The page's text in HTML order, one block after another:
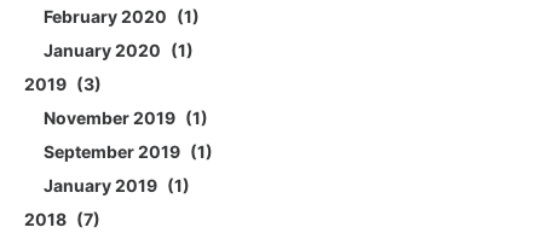
February 2020
1
January 2020
1
2019
3
November 2019
1
September 2019
1
January 2019
1
2018
7